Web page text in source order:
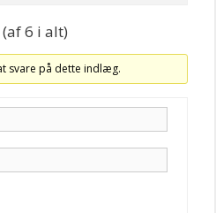
6 i alt)
svare på dette indlæg.